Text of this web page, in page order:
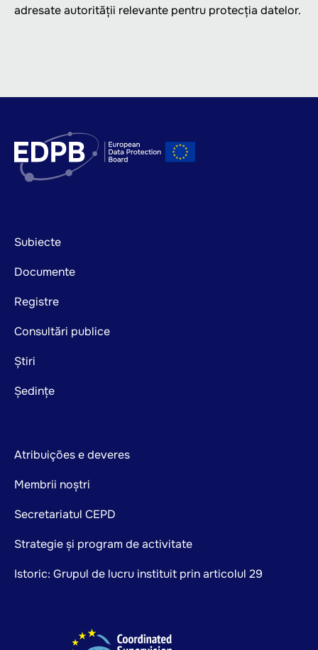
adresate autorității relevante pentru protecția datelor.
Footer
mainnavigation
Subiecte
Documente
Registre
Consultări publice
Știri
Ședințe
Atribuições e deveres
Membrii noștri
Secretariatul CEPD
Strategie și program de activitate
Istoric: Grupul de lucru instituit prin articolul 29